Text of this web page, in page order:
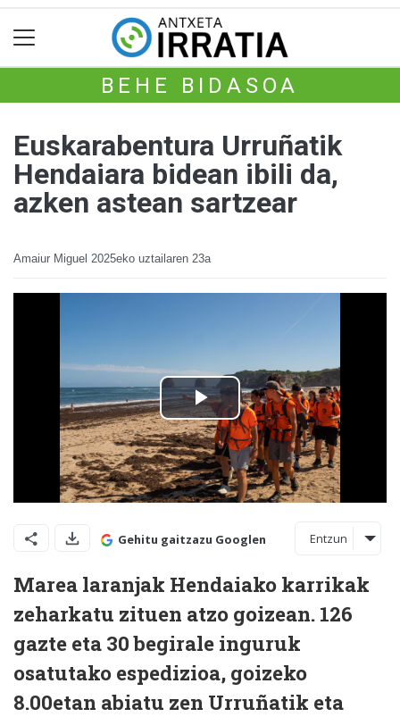
BEHE BIDASOA
Euskarabentura Urruñatik
Hendaiara bidean ibili da,
azken astean sartzear
Amaiur Miguel 2025eko uztailaren 23a
Gehitu gaitzazu Googlen Entzun
Marea laranjak Hendaiako karrikak
zeharkatu zituen atzo goizean. 126
gazte eta 30 begirale inguruk
osatutako espedizioa, goizeko
8.00etan abiatu zen Urruñatik eta